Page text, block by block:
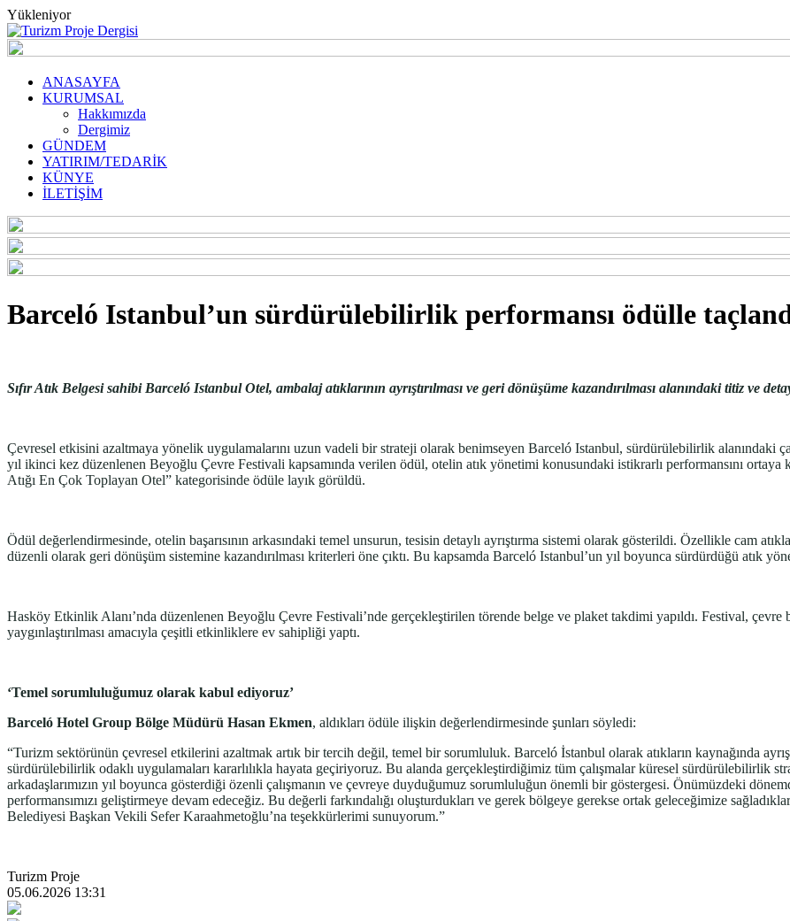
Yükleniyor
ANASAYFA
KURUMSAL
Hakkımızda
Dergimiz
GÜNDEM
YATIRIM/TEDARİK
KÜNYE
İLETİŞİM
Barceló Istanbul’un sürdürülebilirlik performansı ödülle
Sıfır Atık Belgesi sahibi Barceló Istanbul Otel, ambalaj atıklarının ayrıştırılması ve geri dönüşüme kazandırılması alanındaki titiz ve
Çevresel etkisini azaltmaya yönelik uygulamalarını uzun vadeli bir strateji olarak benimseyen Barceló Istanbul, sürdürülebilirlik alanındaki
yıl ikinci kez düzenlenen Beyoğlu Çevre Festivali kapsamında verilen ödül, otelin atık yönetimi konusundaki istikrarlı performansını
Atığı En Çok Toplayan Otel” kategorisinde ödüle layık görüldü.
Ödül değerlendirmesinde, otelin başarısının arkasındaki temel unsurun, tesisin detaylı ayrıştırma sistemi olarak gösterildi. Özellikle cam
düzenli olarak geri dönüşüm sistemine kazandırılması kriterleri öne çıktı. Bu kapsamda Barceló Istanbul’un yıl boyunca sürdürdüğü atık
Hasköy Etkinlik Alanı’nda düzenlenen Beyoğlu Çevre Festivali’nde gerçekleştirilen törende belge ve plaket takdimi yapıldı. Festival,
yaygınlaştırılması amacıyla çeşitli etkinliklere ev sahipliği yaptı.
‘Temel sorumluluğumuz olarak kabul ediyoruz’
Barceló Hotel Group Bölge Müdürü Hasan Ekmen, aldıkları ödüle ilişkin değerlendirmesinde şunları söyledi:
“Turizm sektörünün çevresel etkilerini azaltmak artık bir tercih değil, temel bir sorumluluk. Barceló İstanbul olarak atıkların kaynağında
sürdürülebilirlik odaklı uygulamaları kararlılıkla hayata geçiriyoruz. Bu alanda gerçekleştirdiğimiz tüm çalışmalar küresel sürdürülebilirlik
arkadaşlarımızın yıl boyunca gösterdiği özenli çalışmanın ve çevreye duyduğumuz sorumluluğun önemli bir göstergesi. Önümüzdeki
performansımızı geliştirmeye devam edeceğiz. Bu değerli farkındalığı oluşturdukları ve gerek bölgeye gerekse ortak geleceğimize
Belediyesi Başkan Vekili Sefer Karaahmetoğlu’na teşekkürlerimi sunuyorum.”
Turizm Proje
05.06.2026 13:31